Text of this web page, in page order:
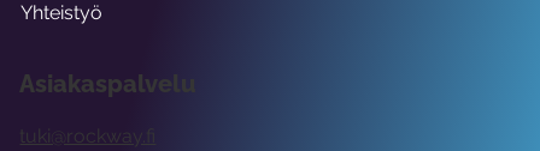
Asiakaspalvelu
tuki@rockway.fi
Yhteistyö